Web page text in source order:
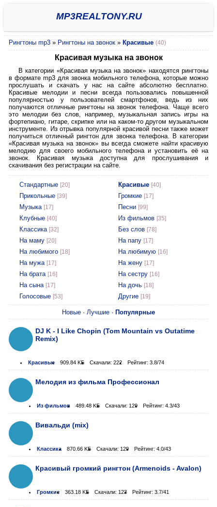
MP3REALTONY.RU
Рингтоны mp3 » Рингтоны на звонок » Красивые (40)
Красивая музыка на звонок
В категории «Красивая музыка на звонок» находятся рингтоны
в формате mp3 для звонка мобильного телефона, которые можно
прослушать и скачать у нас на сайте абсолютно бесплатно.
Красивые мелодии и песни всегда пользовались повышенной
популярностью у пользователей смартфонов, ведь из них
получаются отличные рингтоны на звонок телефона. Чаще всего
это мелодии без слов, например, музыкальная запись игры на
фортепиано, гитаре, скрипке или на каком-то другом музыкальном
инструменте. Из отрывка популярной красивой песни также может
получиться отличный рингтон для звонка телефона. В категории
«Красивая музыка на звонок» вы всегда сможете найти красивую
мелодию для своего мобильного телефона и установить её на
звонок. Красивая музыка доступна для прослушивания и
скачивания без регистрации на сайте.
Стандартные [20] Красивые [40]
Прикольные [39] Громкие [17]
Музыка [17] Песни [99]
Клубные [40] Из фильмов [35]
Классика [32] Без слов [78]
На маму [20] На папу [17]
На любимого [18] На любимую [16]
На мужа [17] На жену [17]
На брата [16] На сестру [16]
На сына [17] На дочь [18]
Голосовые [53] Другие [19]
Новые · Лучшие · Популярные
DJ K - I Like Chopin (Tom Mountain vs Outatime
Remix)
Красивые 909.84 KБ Скачали: 222 Рейтинг: 3.8/74
Мелодия из фильма Профессионал
Из фильмов 489.48 KБ Скачали: 129 Рейтинг: 4.3/43
Вивальди (mix)
Классика 870.66 KБ Скачали: 129 Рейтинг: 4.0/43
Красивый громкий рингтон (Armenoids - Avalon)
Громкие 363.18 KБ Скачали: 123 Рейтинг: 3.7/41